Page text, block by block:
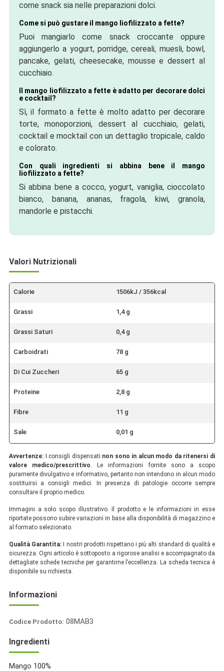
come snack sia nelle preparazioni dolci.
Come si può gustare il mango liofilizzato a fette?
Puoi mangiarlo come snack croccante oppure
aggiungerlo a yogurt, porridge, cereali, muesli, bowl,
pancake, gelati, cheesecake, mousse e dessert al
cucchiaio.
Il mango liofilizzato a fette è adatto per decorare dolci
e cocktail?
Sì, il formato a fette è molto adatto per decorare
torte, monoporzioni, dessert al cucchiaio, gelati,
cocktail e mocktail con un dettaglio tropicale, caldo
e colorato.
Con quali ingredienti si abbina bene il mango
liofilizzato a fette?
Si abbina bene a cocco, yogurt, vaniglia, cioccolato
bianco, banana, ananas, fragola, kiwi, granola,
mandorle e pistacchi.
Valori Nutrizionali
Calorie 1506kJ / 356kcal
Grassi 1,4 g
Grassi Saturi 0,4 g
Carboidrati 78 g
Di Cui Zuccheri 65 g
Proteine 2,8 g
Fibre 11 g
Sale 0,01 g
Avvertenze: I consigli dispensati non sono in alcun modo da ritenersi di
valore medico/prescrittivo. Le informazioni fornite sono a scopo
puramente divulgativo e informativo, pertanto non intendono in alcun modo
sostituirsi a consigli medici. In presenza di patologie occorre sempre
consultare il proprio medico.
Immagini a solo scopo illustrativo. Il prodotto e le informazioni in esse
riportate possono subire variazioni in base alla disponibilità di magazzino e
al formato selezionato.
Qualità Garantita: I nostri prodotti rispettano i più alti standard di qualità e
sicurezza. Ogni articolo è sottoposto a rigorose analisi e accompagnato da
dettagliate schede tecniche per garantirne l’eccellenza. La scheda tecnica è
disponibile su richiesta.
Informazioni
Codice Prodotto: 08MAB3
Ingredienti
Mango 100%